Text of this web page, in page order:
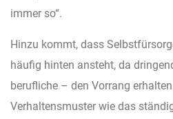
immer so“.
Hinzu kommt, dass
häufig hinten ansteht, da
berufliche – den Vorrang
Verhaltensmuster wie das